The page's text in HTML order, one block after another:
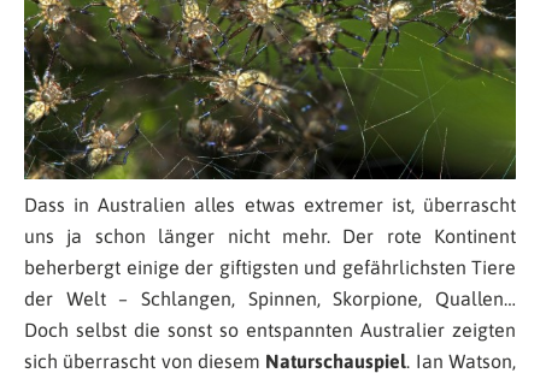
Dass in Australien alles etwas extremer ist, überrascht
uns ja schon länger nicht mehr. Der rote Kontinent
beherbergt einige der giftigsten und gefährlichsten Tiere
der Welt – Schlangen, Spinnen, Skorpione, Quallen…
Doch selbst die sonst so entspannten Australier zeigten
sich überrascht von diesem Naturschauspiel. Ian Watson,